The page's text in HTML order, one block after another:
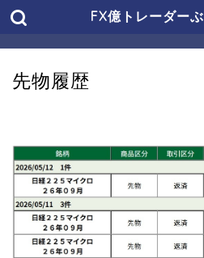
FX億トレーダー
先物履歴